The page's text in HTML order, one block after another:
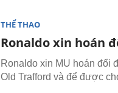
THỂ THAO
Ronaldo xin hoán
Ronaldo xin MU hoán đổi
Old Trafford và để được